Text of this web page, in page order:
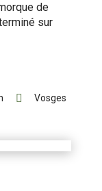
de
sur
 Vosges